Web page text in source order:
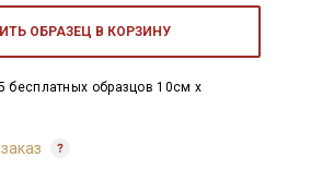
ОБРАЗЕЦ В КОРЗИНУ
бесплатных образцов 10см x